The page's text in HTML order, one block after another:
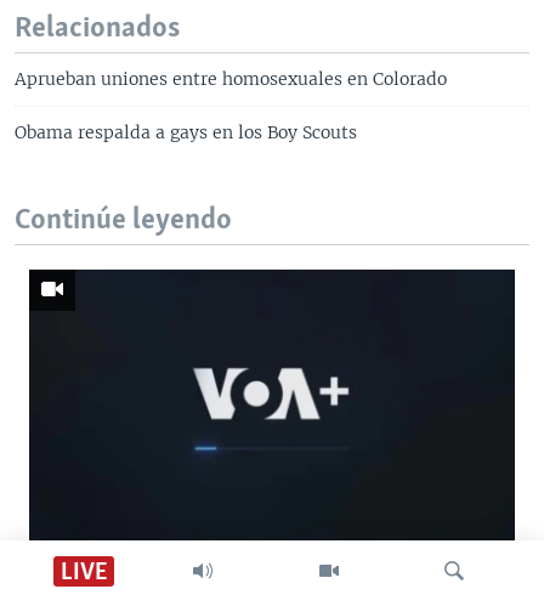
LIVE
Relacionados
Aprueban uniones entre homosexuales en Colorado
Obama respalda a gays en los Boy Scouts
Continúe leyendo
Descarga VOA +